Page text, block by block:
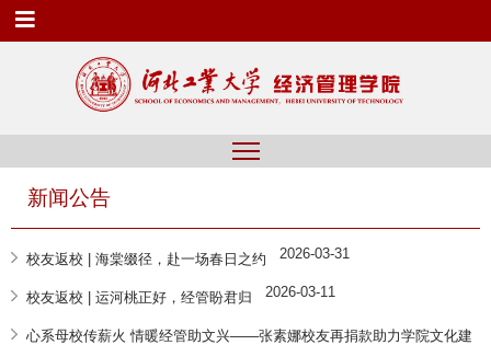
新闻公告
校友返校 | 海棠缀径，赴一场春日之约 2026-03-31
校友返校 | 运河桃正好，经管盼君归 2026-03-11
心系母校传薪火 情暖经管助文兴——张素娜校友再捐款助力学院文化建